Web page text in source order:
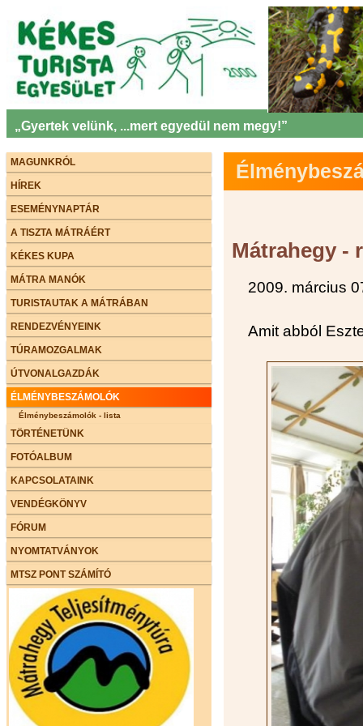
„Gyertek velünk, ...mert egyedül nem megy!”
MAGUNKRÓL
HÍREK
ESEMÉNYNAPTÁR
A TISZTA MÁTRÁÉRT
KÉKES KUPA
MÁTRA MANÓK
TURISTAUTAK A MÁTRÁBAN
RENDEZVÉNYEINK
TÚRAMOZGALMAK
ÚTVONALGAZDÁK
ÉLMÉNYBESZÁMOLÓK
Élménybeszámolók - lista
TÖRTÉNETÜNK
FOTÓALBUM
KAPCSOLATAINK
VENDÉGKÖNYV
FÓRUM
NYOMTATVÁNYOK
MTSZ PONT SZÁMÍTÓ
Mátrahegy -
2009. március
Amit abból